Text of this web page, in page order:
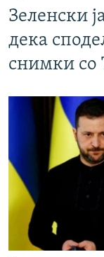
Зеленски
дека
снимки со